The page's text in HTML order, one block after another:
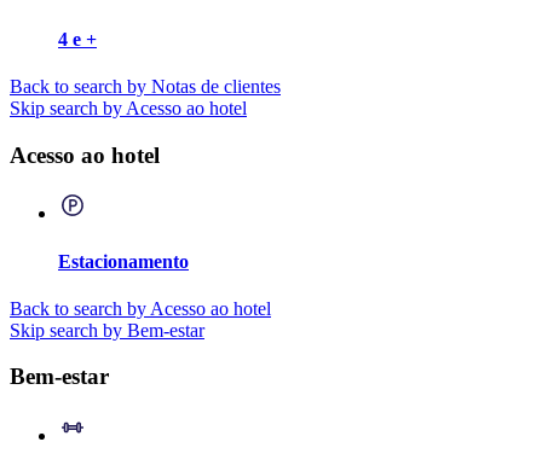
4 e +
Back to search by Notas de clientes
Skip search by Acesso ao hotel
Acesso ao hotel
Estacionamento
Back to search by Acesso ao hotel
Skip search by Bem-estar
Bem-estar